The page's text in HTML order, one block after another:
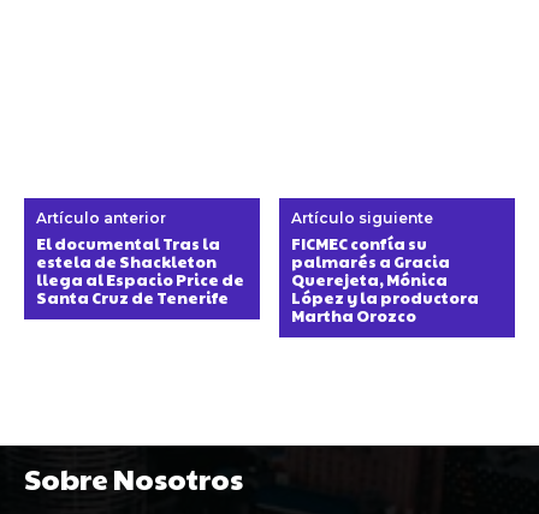
Artículo anterior
El documental Tras la
estela de Shackleton
llega al Espacio Price de
Santa Cruz de Tenerife
Artículo siguiente
FICMEC confía su
palmarés a Gracia
Querejeta, Mónica
López y la productora
Martha Orozco
Sobre Nosotros